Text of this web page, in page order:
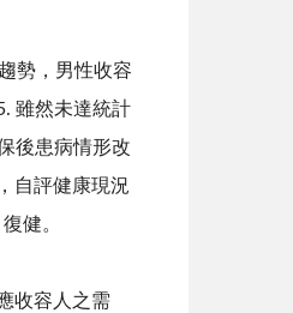
勢，男性收容
雖然未達統計
後患病情形改
自評健康現況
健。
收容人之需